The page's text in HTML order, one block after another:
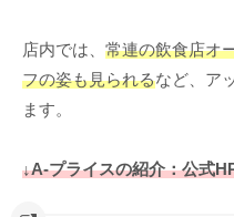
店内では、 常連の飲食店オ
フの姿も見られるなど、ア
ます。
↓A-プライスの紹介：公式